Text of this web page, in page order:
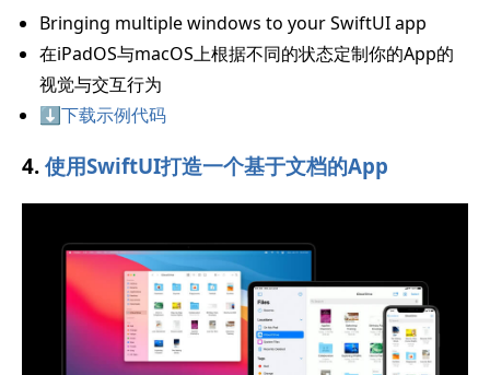
Bringing multiple windows to your SwiftUI app
在iPadOS与macOS上根据不同的状态定制你的App的
视觉与交互行为
⬇️下载示例代码
4. 使用SwiftUI打造一个基于文档的App